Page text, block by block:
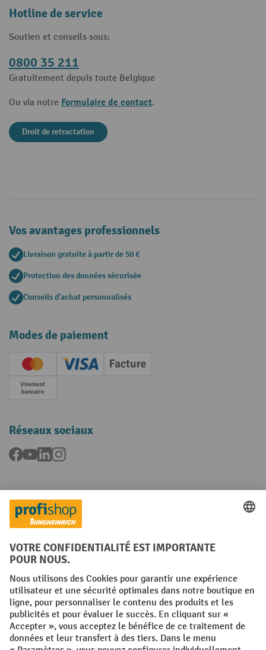
Hotline de service
Soutien et conseils sous:
0800 35 211
Gratuitement depuis toute Belgique
Ou via notre Formulaire de contact.
Droit de retractation
Vos avantages professionnels
Livraison gratuite à partir de 50 €
Protection des données sécurisée
Conseils d'achat personnalisés
Modes de paiement
Creditcard (Master)Creditcard (Visa)
Facture
Paiement anticipé
Réseaux sociaux
Facebook
YouTubeLinkedInInstagram
Langues
FR NL
Conditions générales Mentions légales
Protection des Données Politique de cookies
All prices excl. VAT plusshipping costsand possible delivery charges,
if not stated otherwise.